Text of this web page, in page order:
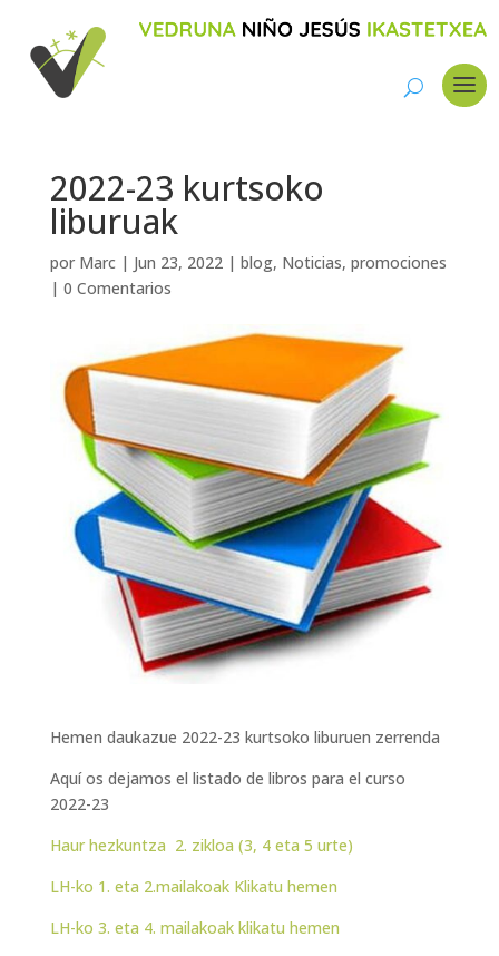
2022-23 kurtsoko
liburuak
por Marc| Jun 23, 2022| blog, Noticias, promociones
| 0 Comentarios
Hemen daukazue 2022-23 kurtsoko liburuen zerrenda
Aquí os dejamos el listado de libros para el curso
2022-23
Haur hezkuntza 2. zikloa (3, 4 eta 5 urte)
LH-ko 1. eta 2.mailakoak Klikatu hemen
LH-ko 3. eta 4. mailakoak klikatu hemen